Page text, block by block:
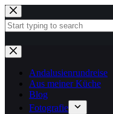
Zum
Inhalt
springen
Keine
Ergebnisse
Andalusienrundreise
Aus meiner Küche
Blog
Fotografie